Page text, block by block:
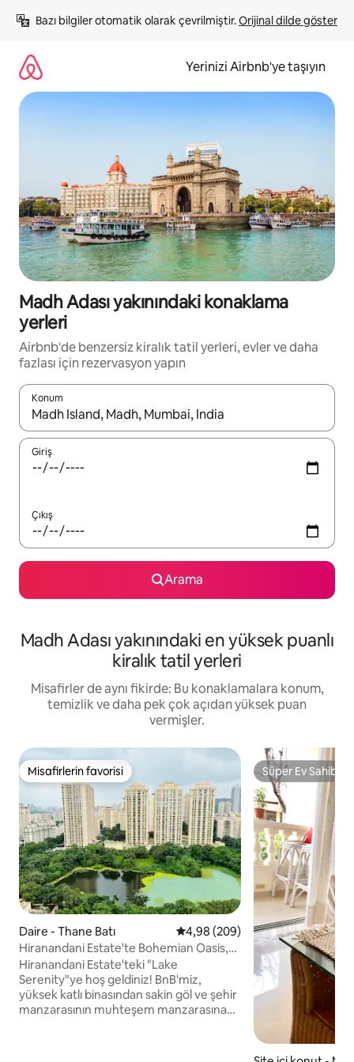
atla
Bazı bilgiler otomatik olarak çevrilmiştir. Orijinal dilde göster
Yerinizi Airbnb'ye taşıyın
Madh Adası yakınındaki konaklama
yerleri
Airbnb'de benzersiz kiralık tatil yerleri, evler ve daha
fazlası için rezervasyon yapın
Konum
Sonuçlar kullanılabilir olduğunda yukarı ve aşağı oklarıyla
Giriş
Çıkış
Arama
Madh Adası yakınındaki en yüksek puanlı
kiralık tatil yerleri
Misafirler de aynı fikirde: Bu konaklamalara konum,
temizlik ve daha pek çok açıdan yüksek puan
vermişler.
Misafirlerin favorisi
Misafirlerin favorisi
Daire - Thane Batı 5 üzerinden ortalama 4,98
4,98 (209)
Hiranandani Estate'te Bohemian Oasis,
Lake Serenity
Hiranandani Estate'teki "Lake
Serenity"ye hoş geldiniz! BnB'miz,
yüksek katlı binasından sakin göl ve şehir
manzarasının muhteşem manzarasına
Süper Ev Sahibi
Süper Ev Sahibi